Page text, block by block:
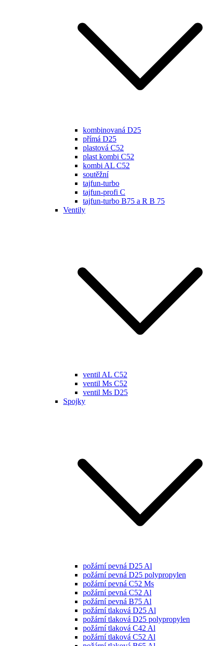
kombinovaná D25
přímá D25
plastová C52
plast kombi C52
kombi AL C52
soutěžní
tajfun-turbo
tajfun-profi C
tajfun-turbo B75 a R B 75
Ventily
ventil AL C52
ventil Ms C52
ventil Ms D25
Spojky
požární pevná D25 Al
požární pevná D25 polypropylen
požární pevná C52 Ms
požární pevná C52 Al
požární pevná B75 Al
požární tlaková D25 Al
požární tlaková D25 polypropylen
požární tlaková C42 Al
požární tlaková C52 Al